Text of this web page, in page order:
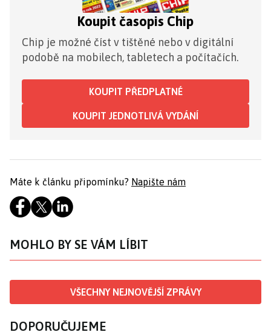
Koupit časopis Chip
Chip je možné číst v tištěné nebo v digitální
podobě na mobilech, tabletech a počítačích.
KOUPIT PŘEDPLATNÉ
KOUPIT JEDNOTLIVÁ VYDÁNÍ
Máte k článku připomínku? Napište nám
MOHLO BY SE VÁM LÍBIT
VŠECHNY NEJNOVĚJŠÍ ZPRÁVY
DOPORUČUJEME